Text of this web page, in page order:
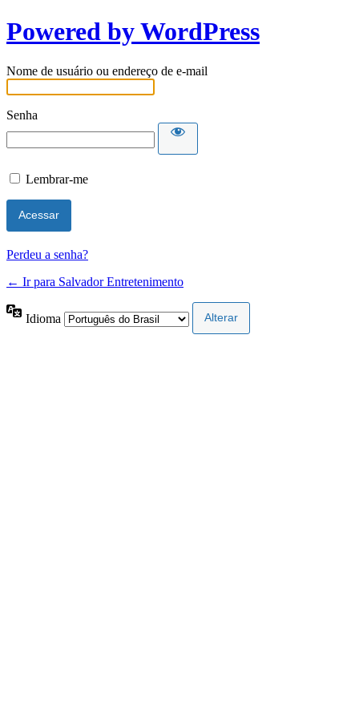
Powered by WordPress
Nome de usuário ou endereço de e-mail
Senha
Lembrar-me
Perdeu a senha?
← Ir para Salvador Entretenimento
Idioma